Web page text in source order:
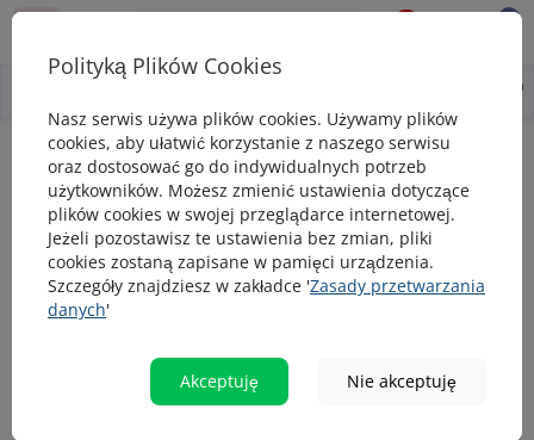
0
Obroże Obroża dla psa skórzana WAUDOG Classic z paszportem
Obroża dla psa skórzana WAUDOG
Classic z paszportem QR, czarna
0
Polityką Plików Cookies
Nasz serwis używa plików cookies. Używamy plików
cookies, aby ułatwić korzystanie z naszego serwisu
oraz dostosować go do indywidualnych potrzeb
użytkowników. Możesz zmienić ustawienia dotyczące
plików cookies w swojej przeglądarce internetowej.
Jeżeli pozostawisz te ustawienia bez zmian, pliki
cookies zostaną zapisane w pamięci urządzenia.
Szczegóły znajdziesz w zakładce 'Zasady przetwarzania
danych'
Akceptuję Nie akceptuję